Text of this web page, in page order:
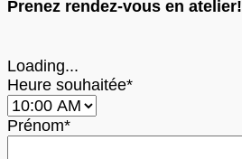
Prenez rendez-vous en atelier!
Loading...
Heure souhaitée*
Prénom*